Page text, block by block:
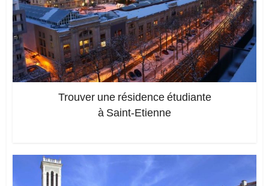
Trouver une résidence étudiante
à Saint-Etienne